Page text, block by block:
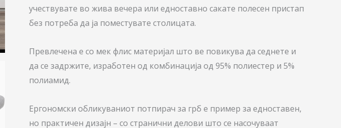
учествувате во жива вечера или едноставно сакате полесен пристап
без потреба да ја поместувате столицата.
Превлечена е со мек флис материјал што ве повикува да седнете и
да се задржите, изработен од комбинација од 95% полиестер и 5%
полиамид.
Ергономски обликуваниот потпирач за грб е пример за едноставен,
но практичен дизајн – со странични делови што се насочуваат